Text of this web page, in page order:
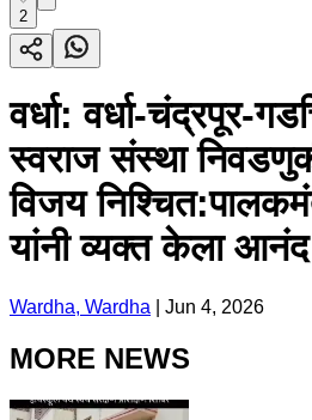
2
वर्धा: वर्धा-चंद्रपूर-
स्वराज संस्था
विजय
यांनी व्यक्त केला आनंद
Wardha, Wardha Jun 4, 2026
MORE NEWS